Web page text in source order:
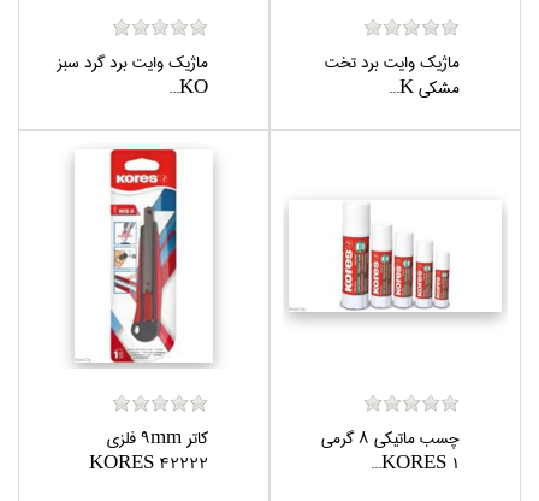
ماژيك وايت برد تخت
مشكي K...
ماژيك وايت برد گرد سبز
KO...
چسب ماتيكي 8 گرمي
KORES 1...
كاتر 9mm فلزي
KORES 42222